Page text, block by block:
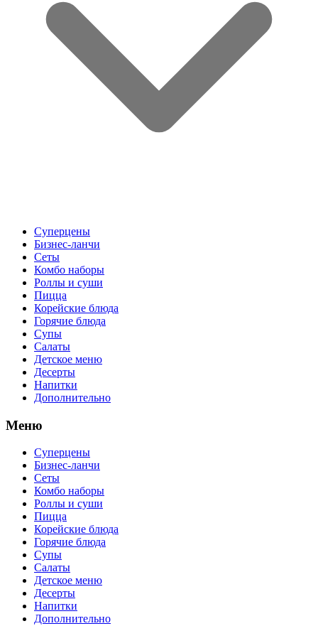
Суперцены
Бизнес-ланчи
Сеты
Комбо наборы
Роллы и суши
Пицца
Корейские блюда
Горячие блюда
Супы
Салаты
Детское меню
Десерты
Напитки
Дополнительно
Меню
Суперцены
Бизнес-ланчи
Сеты
Комбо наборы
Роллы и суши
Пицца
Корейские блюда
Горячие блюда
Супы
Салаты
Детское меню
Десерты
Напитки
Дополнительно